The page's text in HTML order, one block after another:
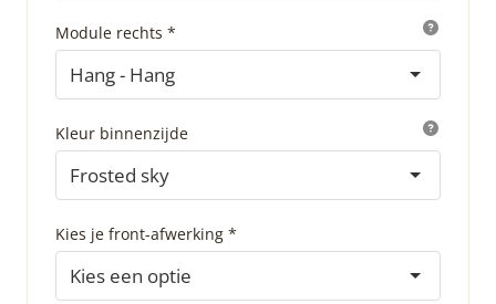
Module rechts *
Hang - Hang
Kleur binnenzijde
Frosted sky
Kies je front-afwerking *
Kies een optie